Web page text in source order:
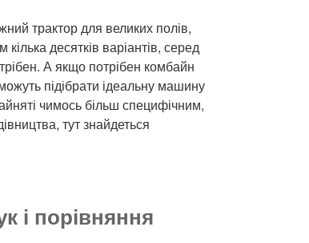
трактор для великих полів,
десятків варіантів, серед
А якщо потрібен комбайн
підібрати ідеальну машину
чимось більш специфічним,
тут знайдеться
і порівняння